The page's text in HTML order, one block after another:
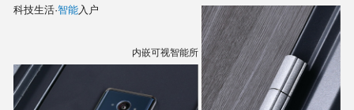
科技生活·智能入户
内嵌可视智能所